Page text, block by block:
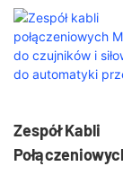
Zespół Kabli